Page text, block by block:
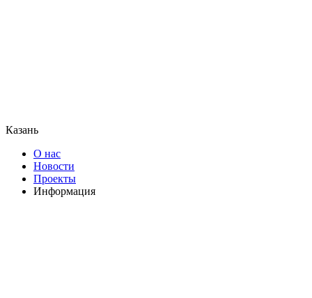
Казань
О нас
Новости
Проекты
Информация